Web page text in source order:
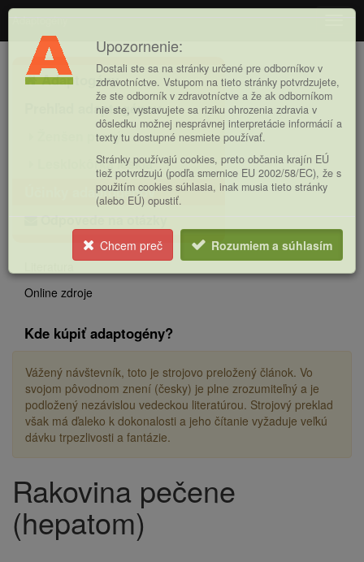
Adaptogény
Hlavná
ponukaAdaptogény
Prehľad adaptogénov
Ženšen pravý
Lesklokôrka lesklá
Účinky adaptogénov
Odpovede na otázky
Online zdroje
Kde kúpiť adaptogény?
Vážený návštevník, toto je strojovo preložený článok. Vo
svojom pôvodnom znení (česky) je plne zrozumiteľný a je
podložený nezávislou vedeckou literatúrou. Strojový preklad
však má ďaleko k dokonalosti a jeho čítanie vyžaduje veľkú
dávku trpezlivosti a fantázie.
Drobečková
navigace
Rakovina pečene
(hepatom)
Upozornenie:
Dostali ste sa na stránky určené pre odborníkov v
zdravotníctve. Vstupom na tieto stránky potvrdzujete,
že ste odborník v zdravotníctve a že ak odborníkom
nie ste, vystavujete sa riziku ohrozenia zdravia v
dôsledku možnej nesprávnej interpretácie informácií a
texty tu dostupné nesmiete používať.
Stránky používajú cookies, preto občania krajín EÚ
tiež potvrdzujú (podľa smernice EU 2002/58/EC), že s
použitím cookies súhlasia, inak musia tieto stránky
(alebo EÚ) opustiť.
Chcem preč Rozumiem a súhlasím